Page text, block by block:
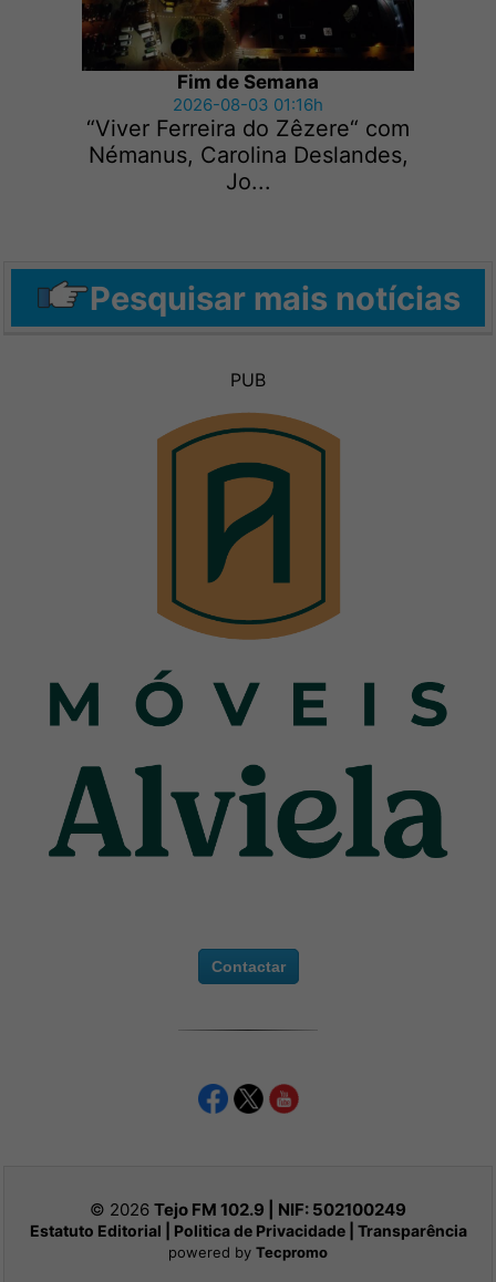
Fim de Semana
2026-08-03 01:16h
“Viver Ferreira do Zêzere“ com
Némanus, Carolina Deslandes,
Jo...
Pesquisar mais notícias
PUB
Contactar
© 2026 Tejo FM 102.9 | NIF: 502100249
Estatuto Editorial Politica de Privacidade| Transparência
powered by Tecpromo